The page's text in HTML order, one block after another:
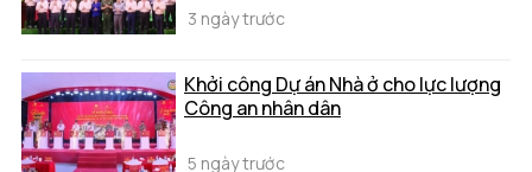
3 ngày trước
Khởi công Dự án Nhà ở cho lực lượng
Công an nhân dân
5 ngày trước